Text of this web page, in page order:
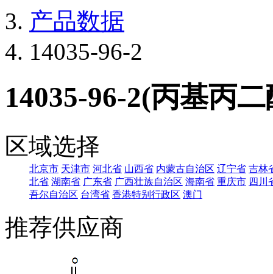
产品数据
14035-96-2
14035-96-2(丙基丙
区域选择
北京市 天津市 河北省 山西省 内蒙古自治区 辽宁省 吉林
北省 湖南省 广东省 广西壮族自治区 海南省 重庆市 四川
吾尔自治区 台湾省 香港特别行政区 澳门
推荐供应商